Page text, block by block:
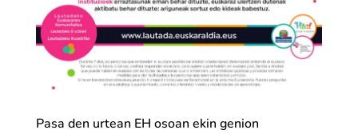
Pasa den urtean EH osoan ekin genion